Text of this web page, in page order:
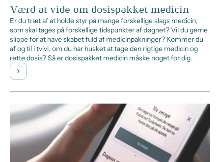
Værd at vide om dosispakket medicin
Er du træt af at holde styr på mange forskellige slags medicin,
som skal tages på forskellige tidspunkter af døgnet? Vil du gerne
slippe for at have skabet fuld af medicinpakninger? Kommer du
af og til i tvivl, om du har husket at tage den rigtige medicin og
rette dosis? Så er dosispakket medicin måske noget for dig.